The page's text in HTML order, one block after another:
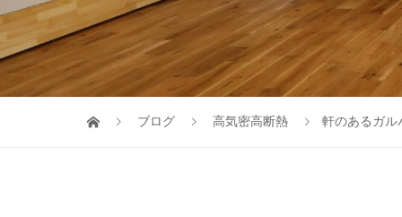
ブログ 高気密高断熱 軒のあるガル